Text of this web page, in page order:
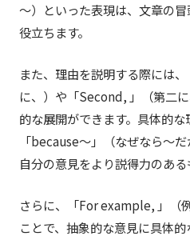
～）といった表現は、文章の
役立ちます。
また、理由を説明する際には
に、）や「Second, 」（第二
的な展開ができます。具体的な
「because～」（なぜなら～だ
自分の意見をより説得力のある
さらに、「For example, 」（
ことで、抽象的な意見に具体